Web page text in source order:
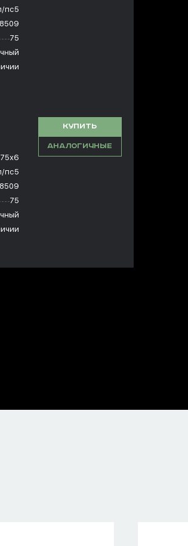
пс5
75
75х6
пс5
75
КУПИТЬ
АНАЛОГИЧНЫЕ